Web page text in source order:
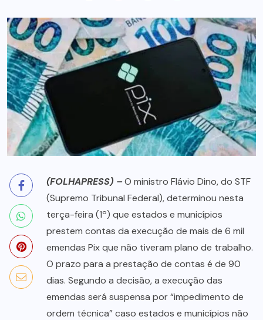
(FOLHAPRESS) –O ministro Flávio Dino, do STF
(Supremo Tribunal Federal), determinou nesta
terça-feira (1º) que estados e municípios
prestem contas da execução de mais de 6 mil
emendas Pix que não tiveram plano de trabalho.
O prazo para a prestação de contas é de 90
dias. Segundo a decisão, a execução das
emendas será suspensa por “impedimento de
ordem técnica” caso estados e municípios não